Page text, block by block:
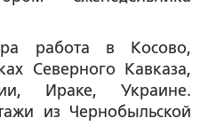
работа в Косово,
Северного Кавказа,
Ираке, Украине.
из Чернобыльской